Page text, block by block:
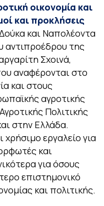
οικονομία και
και προκλήσεις
και Ναπολέοντα
αντιπροέδρου της
Σχοινά,
αναφέρονται στο
και στους
αγροτικής
Πολιτικής
στην Ελλάδα.
χρήσιμο εργαλείο για
και
για όσους
επιστημονικό
και πολιτικής.